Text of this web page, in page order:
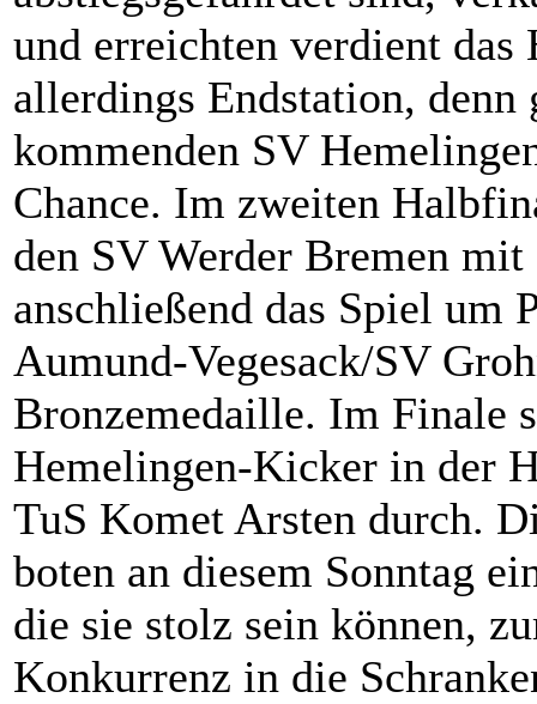
und erreichten verdient
allerdings Endstation, denn
kommenden SV
Chance. Im zweiten
den SV Werder Bremen
anschließend das Spiel um
Aumund-Vegesack/SV
Bronzemedaille. Im Finale
Hemelingen-Kicker in der
TuS Komet Arsten durch.
boten an diesem Sonntag
die sie stolz sein können,
Konkurrenz in die